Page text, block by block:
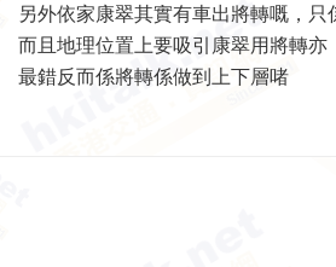
另外依家康翠其實有車出將轉嘅，只
而且地理位置上要吸引康翠用將轉亦
最錯反而係將轉係做到上下層啫